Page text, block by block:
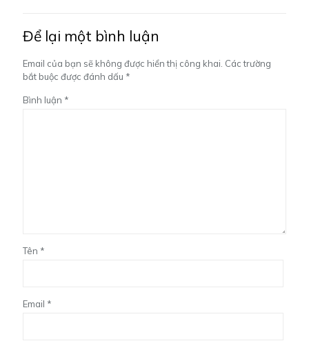
Để lại một bình luận
Email của bạn sẽ không được hiển thị công khai. Các trường
bắt buộc được đánh dấu *
Bình luận *
Tên *
Email *